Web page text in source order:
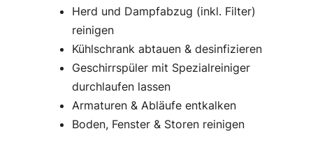
Herd und Dampfabzug (inkl. Filter)
reinigen
Kühlschrank abtauen & desinfizieren
Geschirrspüler mit Spezialreiniger
durchlaufen lassen
Armaturen & Abläufe entkalken
Boden, Fenster & Storen reinigen